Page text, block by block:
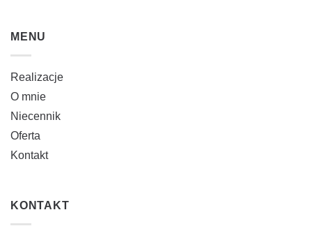
MENU
Realizacje
O mnie
Niecennik
Oferta
Kontakt
KONTAKT